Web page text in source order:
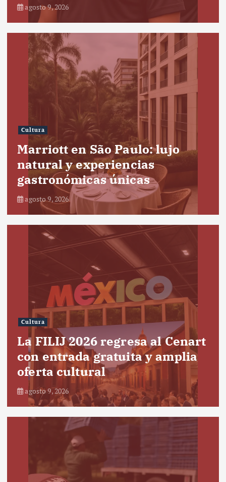
agosto 9, 2026
Cultura
Marriott en São Paulo: lujo
natural y experiencias
gastronómicas únicas
agosto 9, 2026
Cultura
La FILIJ 2026 regresa al Cenart
con entrada gratuita y amplia
oferta cultural
agosto 9, 2026